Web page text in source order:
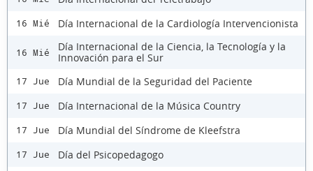
16 Mié Día Internacional de la Cardiología Intervencionista
16 Mié
Día Internacional de la Ciencia, la Tecnología y la
Innovación para el Sur
17 Jue Día Mundial de la Seguridad del Paciente
17 Jue Día Internacional de la Música Country
17 Jue Día Mundial del Síndrome de Kleefstra
17 Jue Día del Psicopedagogo